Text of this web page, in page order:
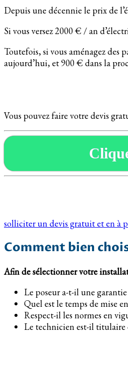
Depuis une décennie le prix de
Si vous versez 2000 € / an
Toutefois, si vous aménagez des
aujourd’hui, et 900 € dans la
Vous pouvez faire votre devis
solliciter un devis gratuit et en à
Comment bien
Afin de sélectionner votre
Le poseur a-t-il une
Quel est le temps de mise
Respect-il les normes en
Le technicien est-il titulaire